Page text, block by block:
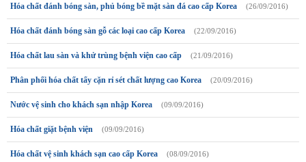
Hóa chất đánh bóng sàn, phủ bóng bề mặt sàn đá cao cấp Korea (26/09/2016)
Hóa chất đánh bóng sàn gỗ các loại cao cấp Korea (22/09/2016)
Hóa chất lau sàn và khử trùng bệnh viện cao cấp (21/09/2016)
Phân phối hóa chất tẩy cặn rỉ sét chất lượng cao Korea (20/09/2016)
Nước vệ sinh cho khách sạn nhập Korea (09/09/2016)
Hóa chất giặt bệnh viện (09/09/2016)
Hóa chất vệ sinh khách sạn cao cấp Korea (08/09/2016)